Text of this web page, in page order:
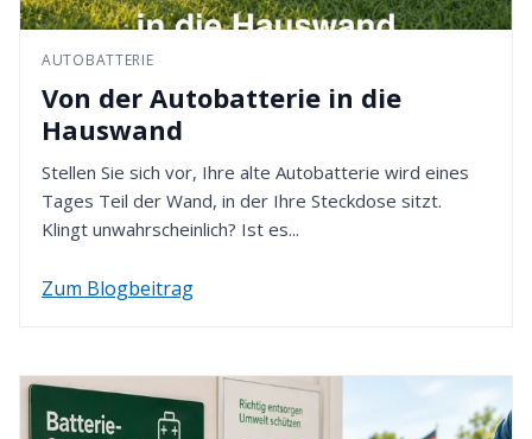
49451 Holdorf - Deutschland
Nach Eingang Ihrer Retoure werden wir den
Kaufpreis innerhalb von 14 Tagen erstatten. Dafür
verwenden wir die von Ihnen zuvor gewählte
Zahlungsart.
Rückzahlung gemäß der von Ihnen bei der
Bestellung gewählten Zahlungsmethode erfolgt.
AUTOBATTERIE
Von der Autobatterie in die
Hauswand
Stellen Sie sich vor, Ihre alte Autobatterie wird eines
Tages Teil der Wand, in der Ihre Steckdose sitzt.
Klingt unwahrscheinlich? Ist es...
Zum Blogbeitrag